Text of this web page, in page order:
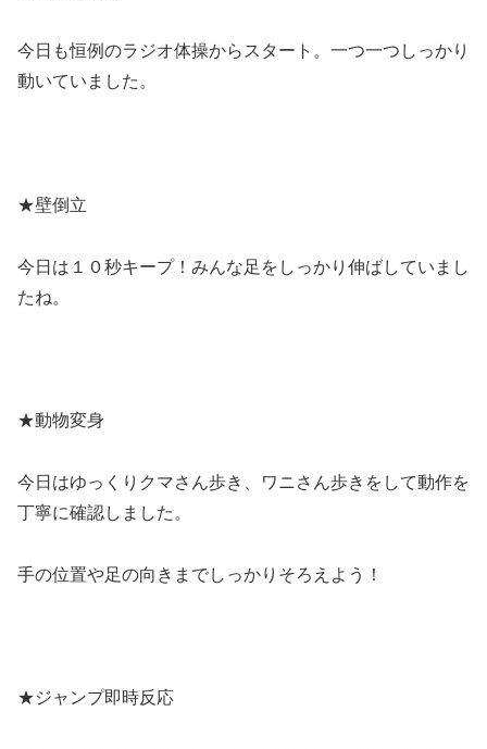
今日も恒例のラジオ体操からスタート。一つ一つしっかり
動いていました。
★壁倒立
今日は１０秒キープ！みんな足をしっかり伸ばしていまし
たね。
★動物変身
今日はゆっくりクマさん歩き、ワニさん歩きをして動作を
丁寧に確認しました。
手の位置や足の向きまでしっかりそろえよう！
★ジャンプ即時反応